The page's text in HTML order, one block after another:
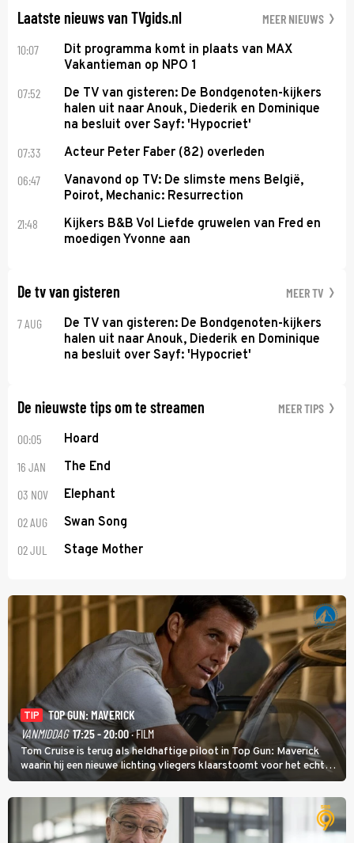
Laatste nieuws van TVgids.nl MEER NIEUWS
10:07
Dit programma komt in plaats van MAX
Vakantieman op NPO 1
07:52
De TV van gisteren: De Bondgenoten-kijkers
halen uit naar Anouk, Diederik en Dominique
na besluit over Sayf: 'Hypocriet'
07:33 Acteur Peter Faber (82) overleden
06:47
Vanavond op TV: De slimste mens België,
Poirot, Mechanic: Resurrection
21:48
Kijkers B&B Vol Liefde gruwelen van Fred en
moedigen Yvonne aan
De tv van gisteren MEER TV
7 AUG
De TV van gisteren: De Bondgenoten-kijkers
halen uit naar Anouk, Diederik en Dominique
na besluit over Sayf: 'Hypocriet'
De nieuwste tips om te streamen MEER TIPS
00:05 Hoard
16 JAN The End
03 NOV Elephant
02 AUG Swan Song
02 JUL Stage Mother
TIP
TOP GUN: MAVERICK
VANMIDDAG 17:25 - 20:00· FILM
Tom Cruise is terug als heldhaftige piloot in Top Gun: Maverick
waarin hij een nieuwe lichting vliegers klaarstoomt voor het echte
werk.